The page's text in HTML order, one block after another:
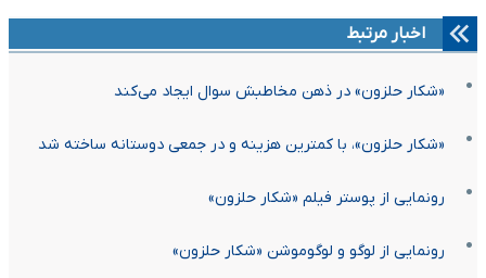
اخبار مرتبط
«شکار حلزون» در ذهن مخاطبش سوال ایجاد می‌کند
«شکار حلزون»، با کمترین هزینه و در جمعی دوستانه ساخته شد
رونمایی از پوستر فیلم «شکار حلزون»
رونمایی از لوگو و لوگوموشن «شکار حلزون»